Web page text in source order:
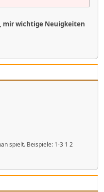
mir wichtige Neuigkeiten
spielt. Beispiele: 1-3 1 2